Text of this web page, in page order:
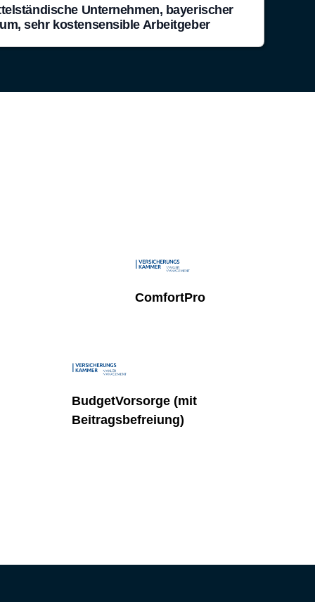
Unternehmen, bayerischer
sehr kostensensible Arbeitgeber
ComfortPro
BudgetVorsorge (mit
Beitragsbefreiung)